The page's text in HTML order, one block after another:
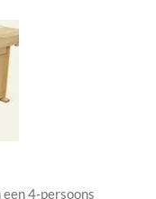
4-persoons